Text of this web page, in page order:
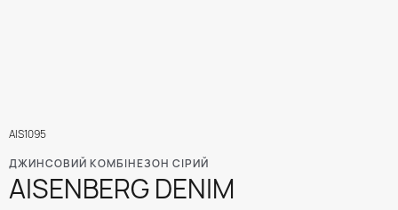
ДЖИНСОВИЙ КОМБІНЕЗОН СІРИЙ
AISENBERG DENIM
AIS1095